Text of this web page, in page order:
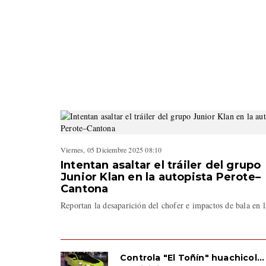
Viernes, 05 Diciembre 2025 08:10
Intentan asaltar el tráiler del grupo
Junior Klan en la autopista Perote–
Cantona
Reportan la desaparición del chofer e impactos de bala en
Controla "El Toñín" huachicol...